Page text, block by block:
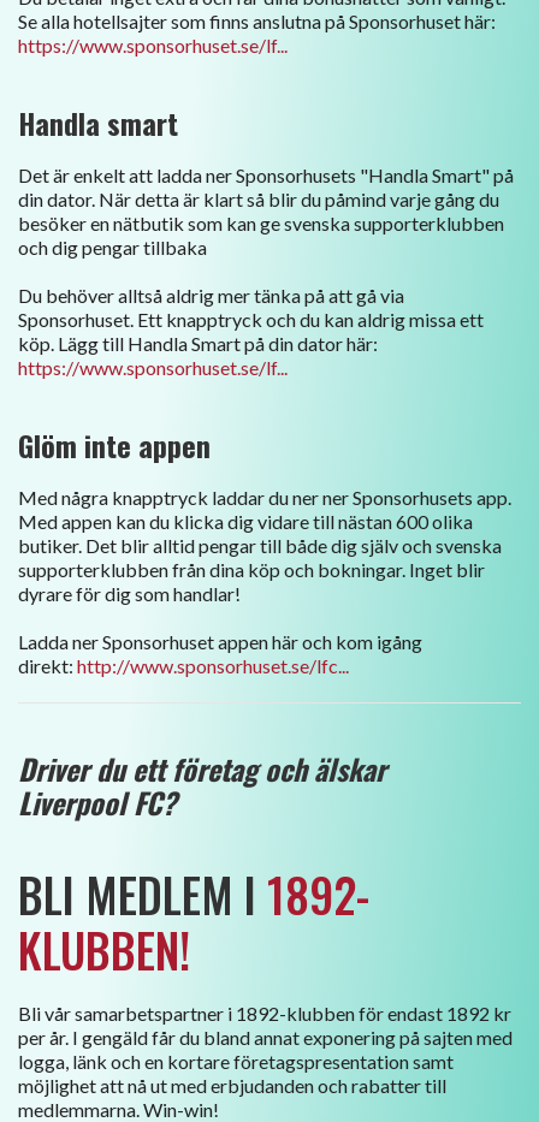
Se alla hotellsajter som finns anslutna på Sponsorhuset här:
https://www.sponsorhuset.se/lf...
Handla smart
Det är enkelt att ladda ner Sponsorhusets "Handla Smart" på
din dator. När detta är klart så blir du påmind varje gång du
besöker en nätbutik som kan ge svenska supporterklubben
och dig pengar tillbaka
Du behöver alltså aldrig mer tänka på att gå via
Sponsorhuset. Ett knapptryck och du kan aldrig missa ett
köp. Lägg till Handla Smart på din dator här:
https://www.sponsorhuset.se/lf...
Glöm inte appen
Med några knapptryck laddar du ner ner Sponsorhusets app.
Med appen kan du klicka dig vidare till nästan 600 olika
butiker. Det blir alltid pengar till både dig själv och svenska
supporterklubben från dina köp och bokningar. Inget blir
dyrare för dig som handlar!
Ladda ner Sponsorhuset appen här och kom igång
direkt: http://www.sponsorhuset.se/lfc...
Driver du ett företag och älskar
Liverpool FC?
BLI MEDLEM I 1892-
KLUBBEN!
Bli vår samarbetspartner i 1892-klubben för endast 1892 kr
per år. I gengäld får du bland annat exponering på sajten med
logga, länk och en kortare företagspresentation samt
möjlighet att nå ut med erbjudanden och rabatter till
medlemmarna. Win-win!